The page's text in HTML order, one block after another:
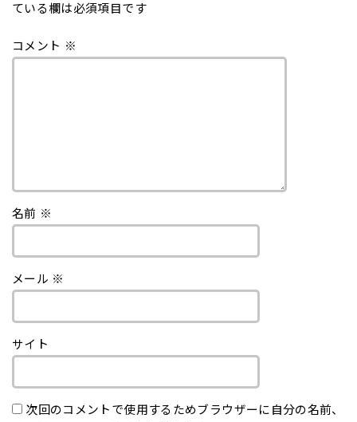
ている欄は必須項目です
コメント ※
名前 ※
メール ※
サイト
次回のコメントで使用するためブラウザーに自分の名前、